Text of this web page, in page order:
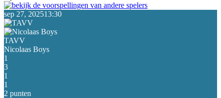
sep 27, 202513:30
TAVV
Nicolaas Boys
1
3
1
1
2 punten